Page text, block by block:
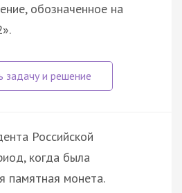
обозначенное на
Российской
когда была
памятная монета.